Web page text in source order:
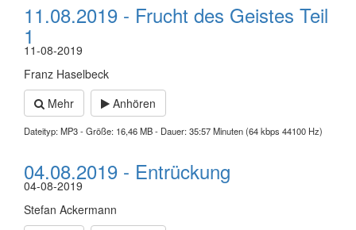
11.08.2019 - Frucht des Geistes Teil
1
11-08-2019
Franz Haselbeck
Mehr
Anhören
Dateityp: MP3 - Größe: 16,46 MB - Dauer: 35:57 Minuten (64 kbps 44100 Hz)
04.08.2019 - Entrückung
04-08-2019
Stefan Ackermann